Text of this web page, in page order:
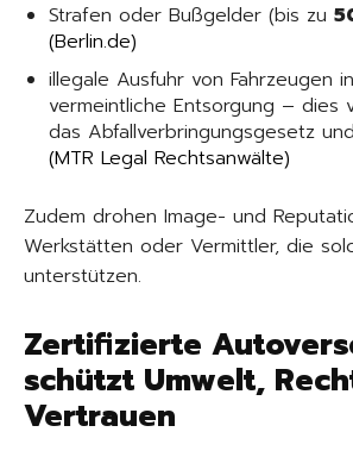
Strafen oder Bußgelder (bis zu
(Berlin.de)
illegale Ausfuhr von Fahrzeugen
vermeintliche Entsorgung – dies
das Abfallverbringungsgesetz
(MTR Legal Rechtsanwälte)
Zudem drohen Image- und
Werkstätten oder Vermittler, die
unterstützen.
Zertifizierte
schützt Umwelt,
Vertrauen